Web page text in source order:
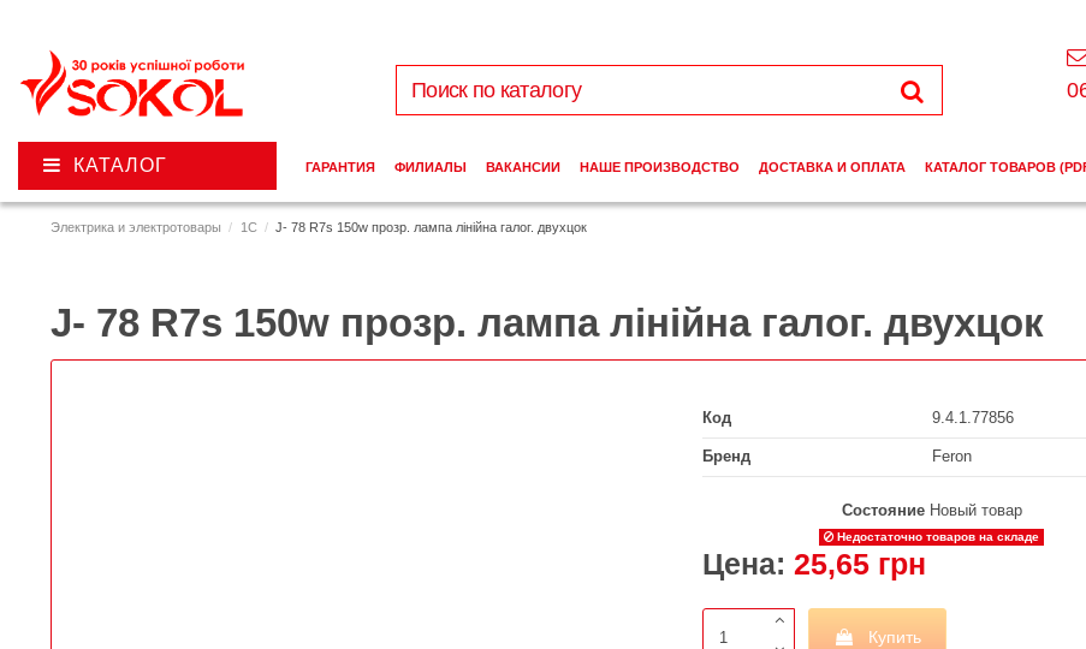
Электрика и электротовары 1C J- 78 R7s 150w прозр. лампа лінійна галог. двухцок
J- 78 R7s 150w прозр. лампа лінійна галог. двухцок
Код 9.4.1.77856
Бренд Feron
Состояние Новый товар
Недостаточно товаров на складе
Цена: 25,65 грн
Купить
КАТАЛОГ ГАРАНТИЯ ФИЛИАЛЫ ВАКАНСИИ НАШЕ ПРОИЗВОДСТВО ДОСТАВКА И ОПЛАТА КАТАЛОГ ТОВАРОВ